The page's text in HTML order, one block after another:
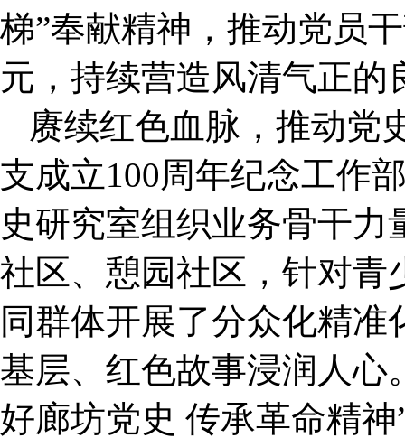
梯”奉献精神，推动党员
元，持续营造风清气正的
赓续红色血脉，推动党
支成立100周年纪念工作
史研究室组织业务骨干
社区、憩园社区，针对青
同群体开展了分众化精
基层、红色故事浸润人心
好廊坊党史 传承革命精